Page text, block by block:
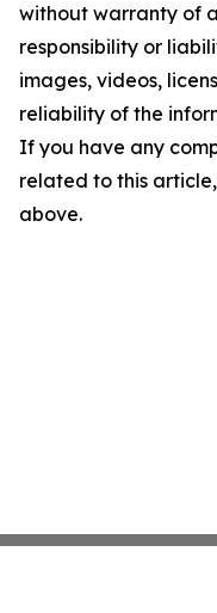
without warranty of
responsibility or
images, videos,
reliability of the
If you have any
related to this
above.